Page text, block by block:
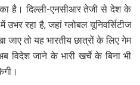
है। दिल्ली-एनसीआर तेजी से देश के
उभर रहा है, जहां ग्लोबल यूनिवर्सिटीज
तो यह भारतीय छात्रों के लिए गेम
विदेश जाने के भारी खर्चे के बिना भी